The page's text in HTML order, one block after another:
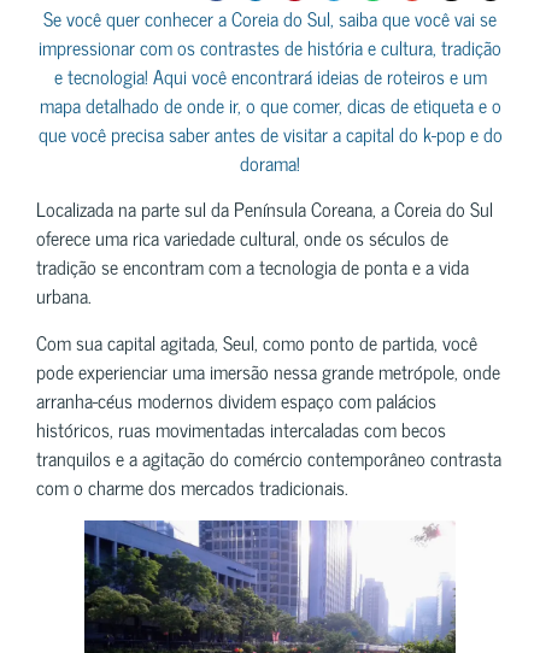
Se você quer conhecer a Coreia do Sul, saiba que você vai se
impressionar com os contrastes de história e cultura, tradição
e tecnologia! Aqui você encontrará ideias de roteiros e um
mapa detalhado de onde ir, o que comer, dicas de etiqueta e o
que você precisa saber antes de visitar a capital do k-pop e do
dorama!
Localizada na parte sul da Península Coreana, a Coreia do Sul
oferece uma rica variedade cultural, onde os séculos de
tradição se encontram com a tecnologia de ponta e a vida
urbana.
Com sua capital agitada, Seul, como ponto de partida, você
pode experienciar uma imersão nessa grande metrópole, onde
arranha-céus modernos dividem espaço com palácios
históricos, ruas movimentadas intercaladas com becos
tranquilos e a agitação do comércio contemporâneo contrasta
com o charme dos mercados tradicionais.